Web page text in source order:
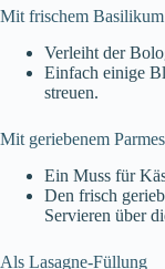
Mit frischem Basilikum
Verleiht der
Einfach einige
streuen.
Mit geriebenem
Ein Muss für
Den frisch
Servieren über
Als Lasagne-Füllung